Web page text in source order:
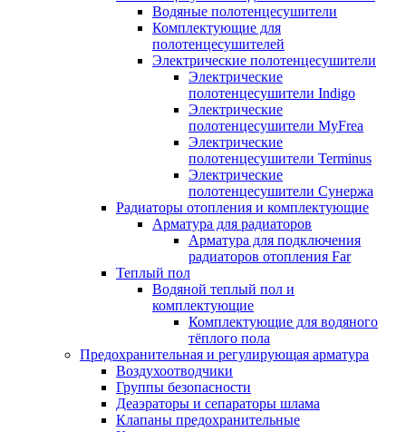
Водяные полотенцесушители
Комплектующие для
полотенцесушителей
Электрические полотенцесушители
Электрические
полотенцесушители Indigo
Электрические
полотенцесушители MyFrea
Электрические
полотенцесушители Terminus
Электрические
полотенцесушители Сунержа
Радиаторы отопления и комплектующие
Арматура для радиаторов
Арматура для подключения
радиаторов отопления Far
Теплый пол
Водяной теплый пол и
комплектующие
Комплектующие для водяного
тёплого пола
Предохранительная и регулирующая арматура
Воздухоотводчики
Группы безопасности
Деаэраторы и сепараторы шлама
Клапаны предохранительные